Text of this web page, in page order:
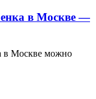
в Москве —
в Москве можно